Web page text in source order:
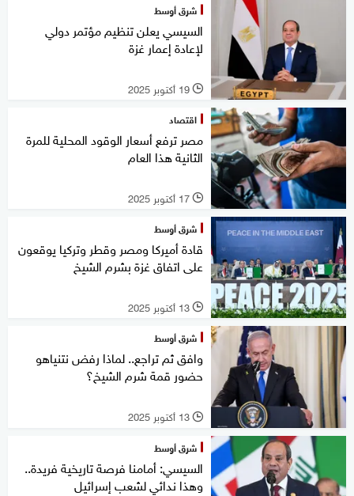
شرق أوسط
السيسي يعلن تنظيم مؤتمر دولي
لإعادة إعمار غزة
l 19 أكتوبر 2025
اقتصاد
مصر ترفع أسعار الوقود المحلية للمرة
الثانية هذا العام
l 17 أكتوبر 2025
شرق أوسط
قادة أميركا ومصر وقطر وتركيا يوقعون
على اتفاق غزة بشرم الشيخ
l 13 أكتوبر 2025
شرق أوسط
وافق ثم تراجع.. لماذا رفض نتنياهو
حضور قمة شرم الشيخ؟
l 13 أكتوبر 2025
شرق أوسط
السيسي: أمامنا فرصة تاريخية فريدة..
وهذا ندائي لشعب إسرائيل